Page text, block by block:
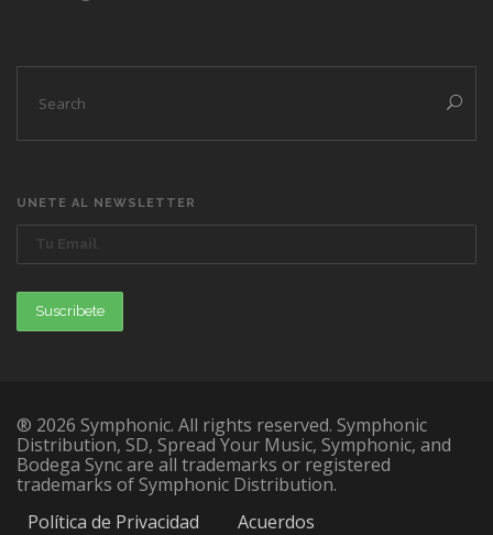
UNETE AL NEWSLETTER
® 2026 Symphonic. All rights reserved. Symphonic
Distribution, SD, Spread Your Music, Symphonic, and
Bodega Sync are all trademarks or registered
trademarks of Symphonic Distribution.
Política de Privacidad
Acuerdos